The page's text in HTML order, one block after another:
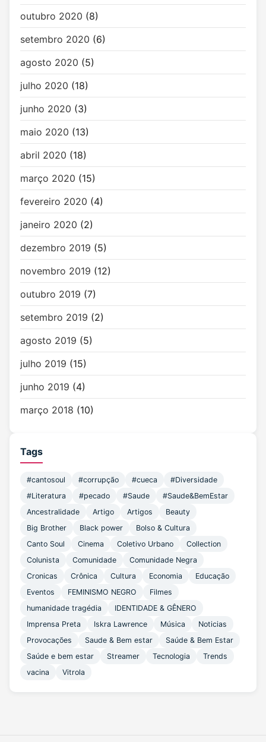
outubro 2020 (8)
setembro 2020 (6)
agosto 2020 (5)
julho 2020 (18)
junho 2020 (3)
maio 2020 (13)
abril 2020 (18)
março 2020 (15)
fevereiro 2020 (4)
janeiro 2020 (2)
dezembro 2019 (5)
novembro 2019 (12)
outubro 2019 (7)
setembro 2019 (2)
agosto 2019 (5)
julho 2019 (15)
junho 2019 (4)
março 2018 (10)
Tags
#cantosoul #corrupção #cueca
#Diversidade
#Literatura
#pecado #Saude
#Saude&BemEstar
Ancestralidade
Artigo Artigos
Beauty
Big Brother
Black power
Bolso & Cultura
Canto Soul
Cinema Coletivo Urbano
Collection
Colunista
Comunidade
Comunidade Negra
Cronicas
Crônica Cultura Economia
Educação
Eventos
FEMINISMO NEGRO
Filmes
humanidade tragédia
IDENTIDADE & GÊNERO
Imprensa Preta
Iskra Lawrence Música
Noticias
Provocações
Saude & Bem estar
Saúde & Bem Estar
Saúde e bem estar
Streamer Tecnologia
Trends
vacina
Vitrola